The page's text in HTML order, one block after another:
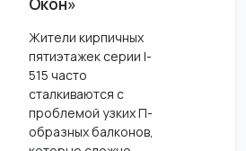
Жители кирпичных
пятиэтажек серии I-
515 часто
сталкиваются с
проблемой узких П-
образных балконов,